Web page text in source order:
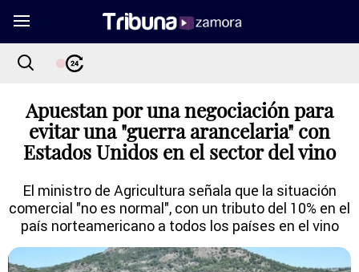
Apuestan por una negociación para
evitar una "guerra arancelaria" con
Estados Unidos en el sector del vino
El ministro de Agricultura señala que la situación
comercial "no es normal", con un tributo del 10% en el
país norteamericano a todos los países en el vino